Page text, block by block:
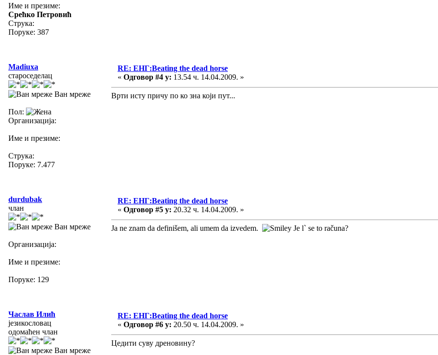
Име и презиме:
Срећко Петровић
Струка:
Поруке: 387
Madiuxa
староседелац
Ван мреже
Пол:
Организација:
Име и презиме:
Струка:
Поруке: 7.477
RE: ЕНГ:Beating the dead horse
« Одговор #4 у: 13.54 ч. 14.04.2009. »
Врти исту причу по ко зна који пут...
durdubak
члан
Ван мреже
Организација:
Име и презиме:
Поруке: 129
RE: ЕНГ:Beating the dead horse
« Одговор #5 у: 20.32 ч. 14.04.2009. »
Ja ne znam da definišem, ali umem da izvedem. Je l` se to računa?
Часлав Илић
језикословац
одомаћен члан
Ван мреже
RE: ЕНГ:Beating the dead horse
« Одговор #6 у: 20.50 ч. 14.04.2009. »
Цедити суву дреновину?